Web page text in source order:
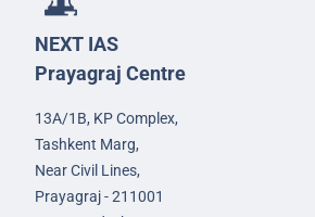
NEXT IAS
Prayagraj Centre
13A/1B, KP Complex,
Tashkent Marg,
Near Civil Lines,
Prayagraj - 211001